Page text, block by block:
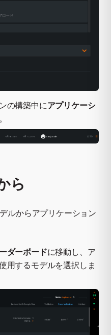
の構築中にアプリケーシ
ら
ルからアプリケーション
ダーボードに移動し、ア
用するモデルを選択しま